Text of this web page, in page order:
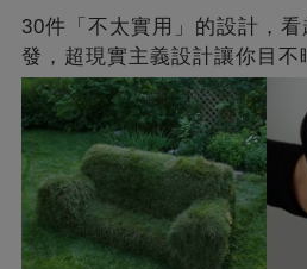
30件「不太實用」的設計，
發，超現實主義設計讓你目不